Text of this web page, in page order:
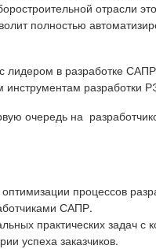
отрасли
полностью
в разработке
разработки
очередь на
процессов
САПР.
практических задач с
успеха заказчиков.